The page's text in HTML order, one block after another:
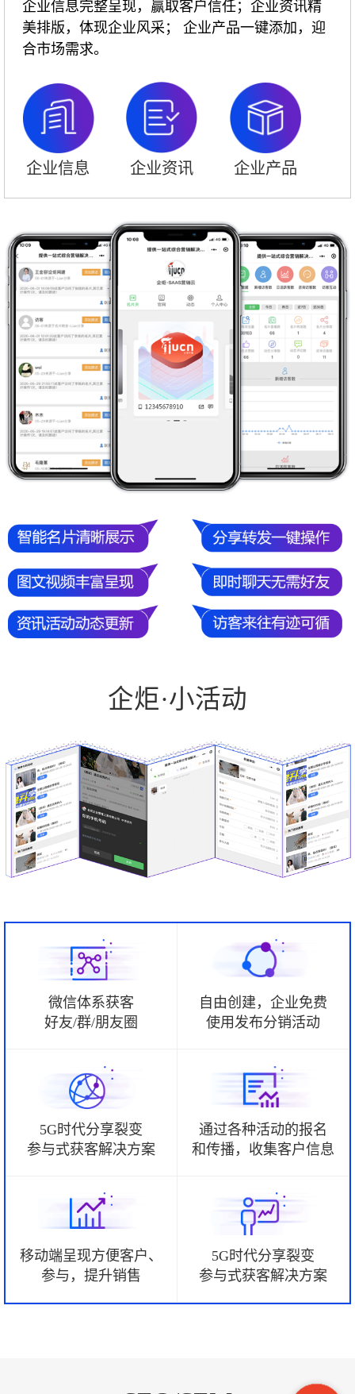
企业信息完整呈现，赢取客户信任；企业资讯精
美排版，体现企业风采； 企业产品一键添加，迎
合市场需求。
企业信息 企业资讯 企业产品
企炬·小活动
微信体系获客
好友/群/朋友圈
自由创建，企业免费
使用发布分销活动
5G时代分享裂变
参与式获客解决方案
通过各种活动的报名
和传播，收集客户信息
移动端呈现方便客户、
参与，提升销售
5G时代分享裂变
参与式获客解决方案